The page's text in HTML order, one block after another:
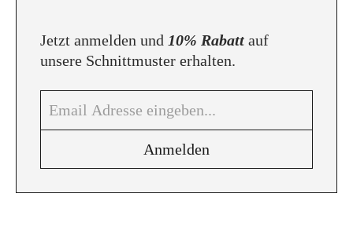
Jetzt anmelden und 10% Rabatt auf
unsere Schnittmuster erhalten.